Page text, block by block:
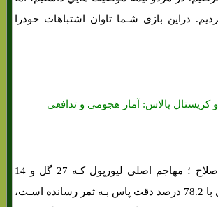
دراین بازی شـما تاوان اشتباهات خودرا
کریستال پالاس: آمار هجومی و تدافعی
برای لیورپول، مو صلاح ؛ مهاجم اصلی لیورپول کـه 27 گل و 14
پاس گل در 45 بازی با 78.2 درصد دقت پاس بـه ثمر رسانده اسـت،